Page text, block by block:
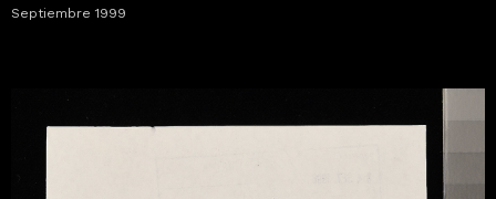
Septiembre 1999